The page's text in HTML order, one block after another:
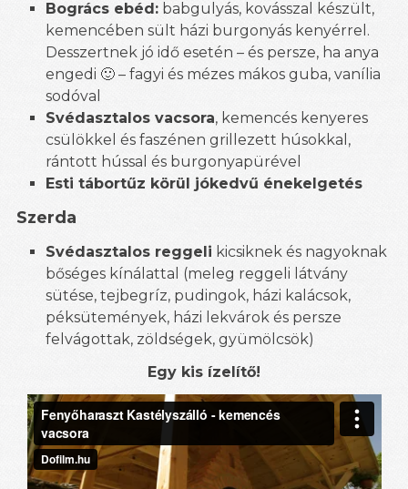
Bogrács ebéd: babgulyás, kovásszal készült,
kemencében sült házi burgonyás kenyérrel.
Desszertnek jó idő esetén – és persze, ha anya
engedi 🙂 – fagyi és mézes mákos guba, vanília
sodóval
Svédasztalos vacsora, kemencés kenyeres
csülökkel és faszénen grillezett húsokkal,
rántott hússal és burgonyapürével
Esti tábortűz körül jókedvű énekelgetés
Szerda
Svédasztalos reggeli kicsiknek és nagyoknak
bőséges kínálattal (meleg reggeli látvány
sütése, tejbegríz, pudingok, házi kalácsok,
péksütemények, házi lekvárok és persze
felvágottak, zöldségek, gyümölcsök)
Egy kis ízelítő!